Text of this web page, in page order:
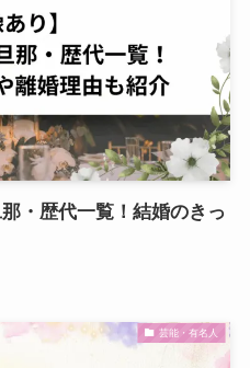
・歴代一覧！結婚のきっ
芸能・有名人